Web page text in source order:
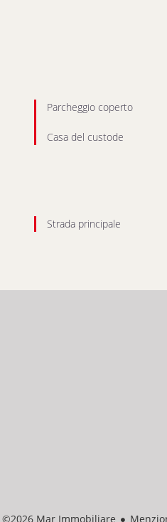
Parcheggio coperto
Casa del custode
Strada principale
©2026 Mar Immobiliare